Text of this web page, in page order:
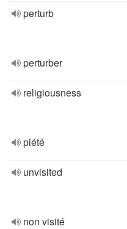
perturb
perturber
religiousness
piété
unvisited
non visité